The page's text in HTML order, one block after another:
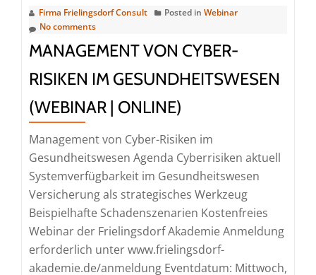
Geschäftsführerin
MVZ-
(IHK)
(Seminar
Köln)
Firma Frielingsdorf Consult Posted in Webinar
No comments
MANAGEMENT VON CYBER-
RISIKEN IM GESUNDHEITSWESEN
(WEBINAR | ONLINE)
Management von Cyber-Risiken im
Gesundheitswesen Agenda Cyberrisiken aktuell
Systemverfügbarkeit im Gesundheitswesen
Versicherung als strategisches Werkzeug
Beispielhafte Schadenszenarien Kostenfreies
Webinar der Frielingsdorf Akademie Anmeldung
erforderlich unter www.frielingsdorf-
akademie.de/anmeldung Eventdatum: Mittwoch,